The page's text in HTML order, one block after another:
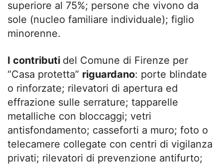
superiore al 75%; persone che vivono da
sole (nucleo familiare individuale); figlio
minorenne.
I contributi del Comune di Firenze per
“Casa protetta” riguardano: porte blindate
o rinforzate; rilevatori di apertura ed
effrazione sulle serrature; tapparelle
metalliche con bloccaggi; vetri
antisfondamento; casseforti a muro; foto o
telecamere collegate con centri di vigilanza
privati; rilevatori di prevenzione antifurto;